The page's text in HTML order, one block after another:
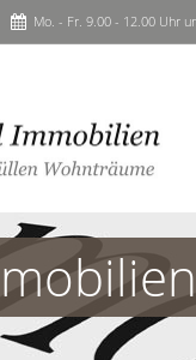
Mo. - Fr. 9.00 - 12.00 Uhr